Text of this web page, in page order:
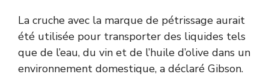
La cruche avec la marque de pétrissage aurait
été utilisée pour transporter des liquides tels
que de l’eau, du vin et de l’huile d’olive dans un
environnement domestique, a déclaré Gibson.